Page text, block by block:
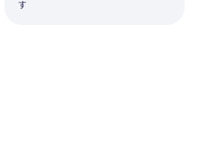
す